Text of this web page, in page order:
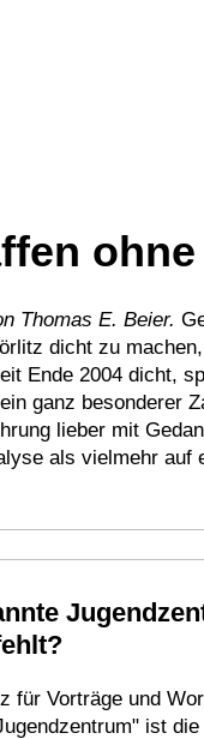
ohne
Thomas E. Beier.
dicht zu
Ende 2004 dicht,
ganz besonderer
lieber mit
als vielmehr auf
für Vorträge und
ist die